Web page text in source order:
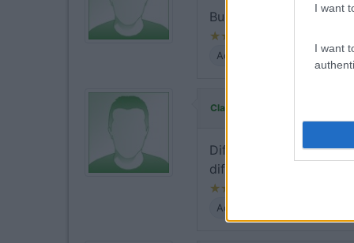
I want
I want
Buono per sosta breve
Accessibilità Posizione
Cla 58
Difficoltà per la tenuta
difficoltà nel trovare
Accoglienza